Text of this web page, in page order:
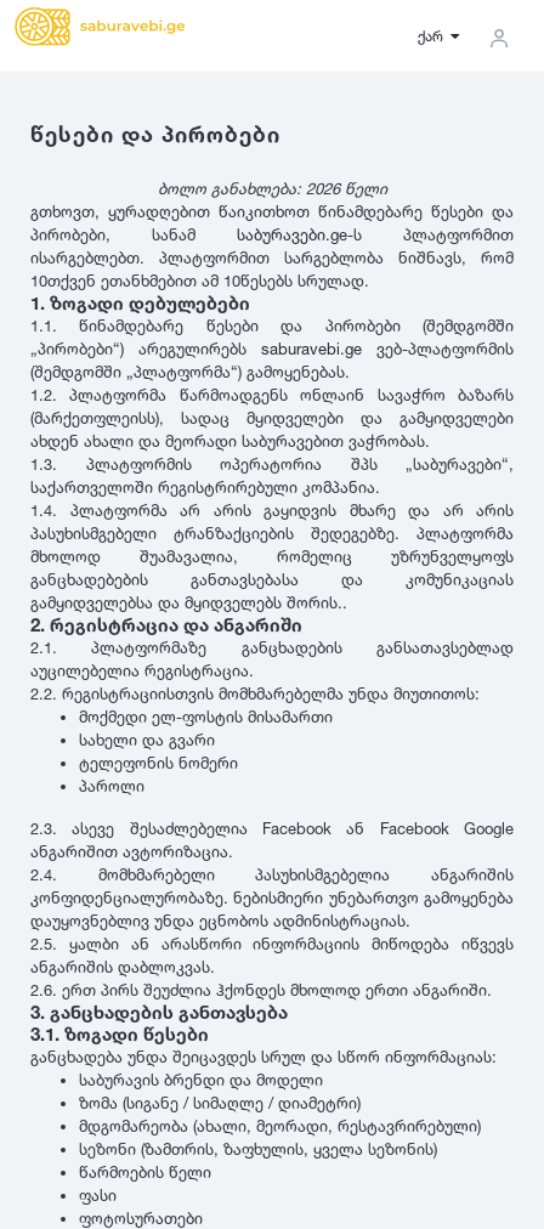
ქარ
ზაფხულის
ყველა სეზონის
31
35
37
135
145
155
165
175
185
195
205
215
225
235
245
255
265
275
285
305
315
325
335
345
355
365
375
385
395
სიმაღლე
10
12
25
30
35
45
50
55
60
65
70
75
80
85
დიამეტრი
R12
R13
R14
R15
R16
R17
Michelin
Bridgestone
Continental
Goodyear
Pirelli
Dunlop
Yokohama
Hankook
Kumho
Toyo
Nokian
Firestone
BFGoodrich
Falken
საქართველო
გერმანია
იაპონია
აშშ
ჩინეთი
კორეა
საფრანგეთი
იტალია
ფინეთი
რუსეთი
თურქეთი
5 5000
10 -100 100 -500 500 -1000
1000 - 3000 3000 - 5000
ფასი
ფასი შეთანხმებით
2026
2025
2024
2023
2022
2021
2020
2019
2018
2017
2016
2015
2014
2013
მდგომარეობა
ახალი
მეორადი
რესტავრირებული
გამყიდველის ტიპი
კერძო პირი
დილერი
მაღაზია
წესები და პირობები
ბოლო განახლება: 2026 წელი
გთხოვთ, ყურადღებით წაიკითხოთ წინამდებარე წესები და
პირობები, სანამ საბურავები.ge-ს პლატფორმით
ისარგებლებთ. პლატფორმით სარგებლობა ნიშნავს, რომ
10თქვენ ეთანხმებით ამ 10წესებს სრულად.
1. ზოგადი დებულებები
1.1. წინამდებარე წესები და პირობები (შემდგომში
„პირობები“) არეგულირებს saburavebi.ge ვებ-პლატფორმის
(შემდგომში „პლატფორმა“) გამოყენებას.
1.2. პლატფორმა წარმოადგენს ონლაინ სავაჭრო ბაზარს
(მარქეთფლეისს), სადაც მყიდველები და გამყიდველები
ახდენ ახალი და მეორადი საბურავებით ვაჭრობას.
1.3. პლატფორმის ოპერატორია შპს „საბურავები“,
საქართველოში რეგისტრირებული კომპანია.
1.4. პლატფორმა არ არის გაყიდვის მხარე და არ არის
პასუხისმგებელი ტრანზაქციების შედეგებზე. პლატფორმა
მხოლოდ შუამავალია, რომელიც უზრუნველყოფს
განცხადებების განთავსებასა და კომუნიკაციას
გამყიდველებსა და მყიდველებს შორის..
2. რეგისტრაცია და ანგარიში
2.1. პლატფორმაზე განცხადების განსათავსებლად
აუცილებელია რეგისტრაცია.
2.2. რეგისტრაციისთვის მომხმარებელმა უნდა მიუთითოს:
მოქმედი ელ-ფოსტის მისამართი
სახელი და გვარი
ტელეფონის ნომერი
პაროლი
2.3. ასევე შესაძლებელია Facebook ან Facebook Google
ანგარიშით ავტორიზაცია.
2.4. მომხმარებელი პასუხისმგებელია ანგარიშის
კონფიდენციალურობაზე. ნებისმიერი უნებართვო გამოყენება
დაუყოვნებლივ უნდა ეცნობოს ადმინისტრაციას.
2.5. ყალბი ან არასწორი ინფორმაციის მიწოდება იწვევს
ანგარიშის დაბლოკვას.
2.6. ერთ პირს შეუძლია ჰქონდეს მხოლოდ ერთი ანგარიში.
3. განცხადების განთავსება
3.1. ზოგადი წესები
განცხადება უნდა შეიცავდეს სრულ და სწორ ინფორმაციას:
საბურავის ბრენდი და მოდელი
ზომა (სიგანე / სიმაღლე / დიამეტრი)
მდგომარეობა (ახალი, მეორადი, რესტავრირებული)
სეზონი (ზამთრის, ზაფხულის, ყველა სეზონის)
წარმოების წელი
ფასი
ფოტოსურათები